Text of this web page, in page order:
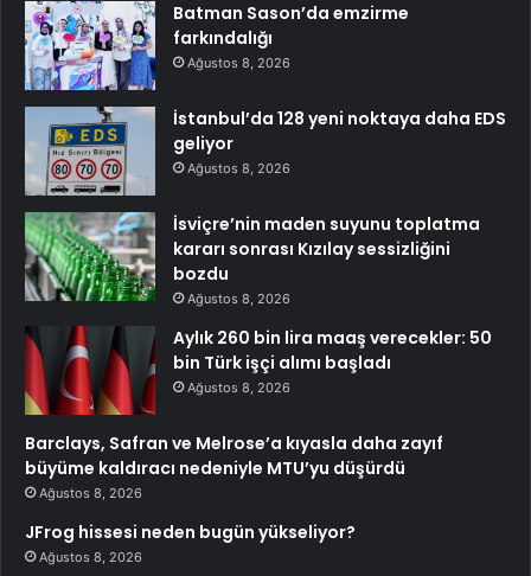
Batman Sason’da emzirme
farkındalığı
Ağustos 8, 2026
İstanbul’da 128 yeni noktaya daha EDS
geliyor
Ağustos 8, 2026
İsviçre’nin maden suyunu toplatma
kararı sonrası Kızılay sessizliğini
bozdu
Ağustos 8, 2026
Aylık 260 bin lira maaş verecekler: 50
bin Türk işçi alımı başladı
Ağustos 8, 2026
Barclays, Safran ve Melrose’a kıyasla daha zayıf
büyüme kaldıracı nedeniyle MTU’yu düşürdü
Ağustos 8, 2026
JFrog hissesi neden bugün yükseliyor?
Ağustos 8, 2026